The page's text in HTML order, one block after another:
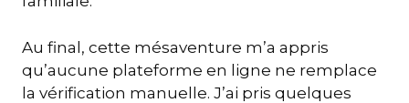
Au final, cette mésaventure m’a appris
qu’aucune plateforme en ligne ne remplace
la vérification manuelle. J’ai pris quelques